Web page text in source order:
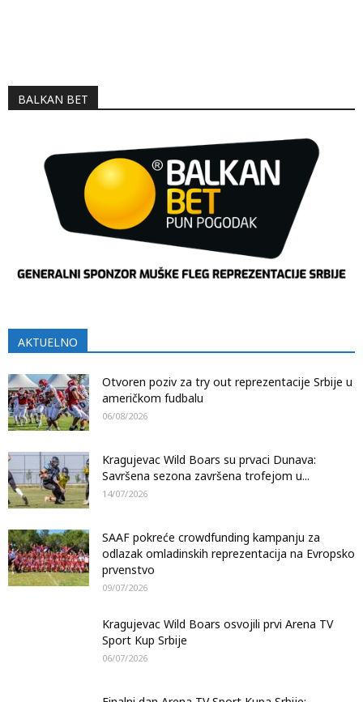
BALKAN BET
AKTUELNO
Otvoren poziv za try out reprezentacije Srbije u
američkom fudbalu
06/08/2026
Kragujevac Wild Boars su prvaci Dunava:
Savršena sezona završena trofejom u...
14/07/2026
SAAF pokreće crowdfunding kampanju za
odlazak omladinskih reprezentacija na Evropsko
prvenstvo
09/07/2026
Kragujevac Wild Boars osvojili prvi Arena TV
Sport Kup Srbije
06/07/2026